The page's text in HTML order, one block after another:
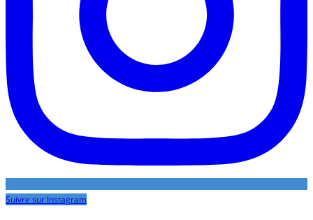
Suivre sur Instagram